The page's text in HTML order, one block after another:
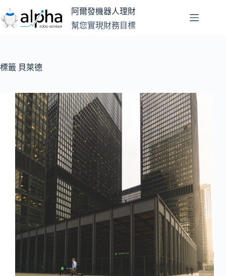
至
主
容
阿爾發機器人理財
幫您實現財務目標
標籤 貝萊德